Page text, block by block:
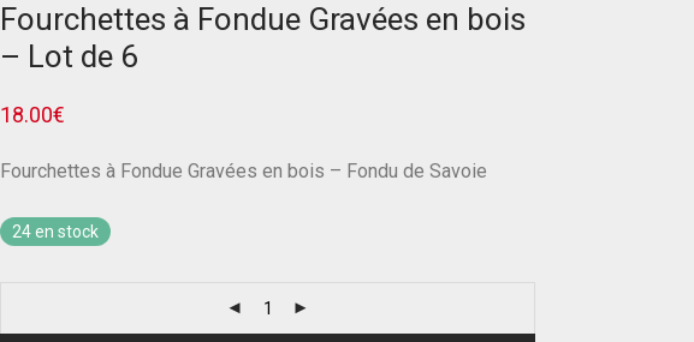
Fourchettes à Fondue Gravées en bois
– Lot de 6
18.00€
Fourchettes à Fondue Gravées en bois – Fondu de Savoie
24 en stock